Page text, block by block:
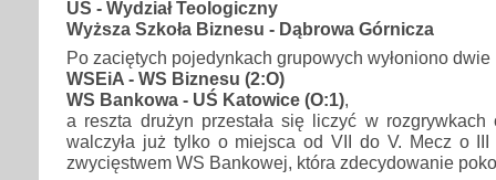
UŚ - Wydział Teologiczny
Wyższa Szkoła Biznesu - Dąbrowa Górnicza
Po zaciętych pojedynkach grupowych wyłoniono dwie
WSEiA - WS Biznesu (2:O)
WS Bankowa - UŚ Katowice (O:1),
a reszta drużyn przestała się liczyć w
walczyła już tylko o miejsca od VII do V. Mecz o III
zwycięstwem WS Bankowej, która zdecydowanie